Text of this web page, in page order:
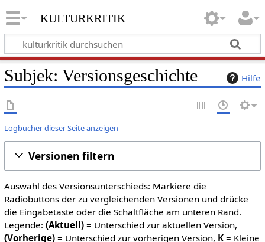
kulturkritik
Hilfe
Subjek: Versionsgeschichte
Logbücher dieser Seite anzeigen
Versionen filtern
Auswahl des Versionsunterschieds: Markiere die
Radiobuttons der zu vergleichenden Versionen und drücke
die Eingabetaste oder die Schaltfläche am unteren Rand.
Legende: (Aktuell)= Unterschied zur aktuellen Version,
(Vorherige)= Unterschied zur vorherigen Version, K= Kleine